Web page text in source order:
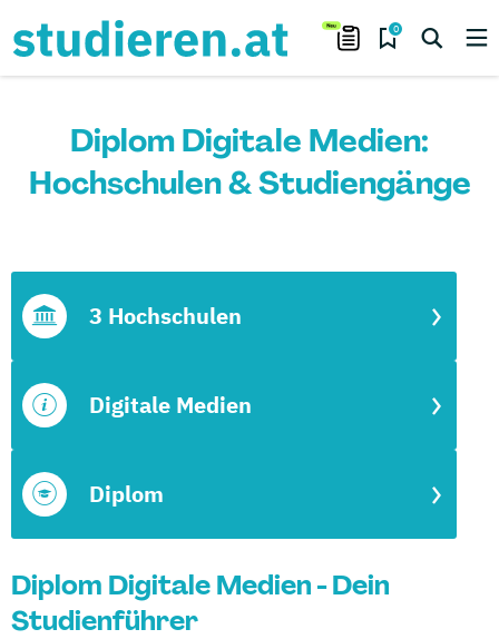
0
Diplom Digitale Medien:
Hochschulen & Studiengänge
Diplom
Digitale Medien
3 Hochschulen
Diplom Digitale Medien - Dein
Studienführer